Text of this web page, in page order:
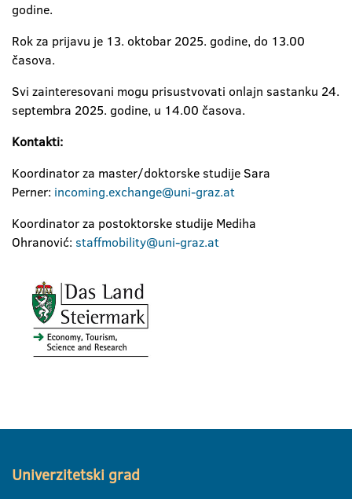
godine.
Rok za prijavu je 13. oktobar 2025. godine, do 13.00
časova.
Svi zainteresovani mogu prisustvovati onlajn sastanku 24.
septembra 2025. godine, u 14.00 časova.
Kontakti:
Koordinator za master/doktorske studije Sara
Perner: incoming.exchange@uni-graz.at
Koordinator za postoktorske studije Mediha
Ohranović: staffmobility@uni-graz.at
Univerzitetski grad